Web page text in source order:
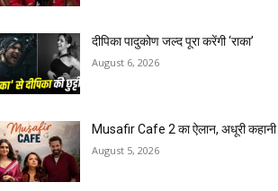
दीपिका पादुकोण जल्द पूरा करेंगी ‘राका’
August 6, 2026
Musafir Cafe 2 का ऐलान, अधूरी कहानी
August 5, 2026